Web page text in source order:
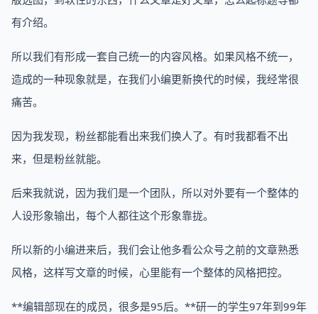
有介绍。
所以我们有形成一套自己统一的内容风格。如果风格不统一，
造成的一种现象就是，在我们小编更新换代的时候，我经常很
痛苦。
因为我发现，粉丝都能看出来我们换人了。有时我都看不出
来，但是粉丝就能。
后来我就说，因为我们是一个团队，所以对外要有一个整体的
人设形象输出，每个人都往这个形象靠拢。
所以新的小编进来后，我们会让他多看公众号之前的文章熟悉
风格，这样写文章的时候，心里能有一个整体的风格把控。
**编辑部现在的成员，很多是95后。**研一的学生97年到99年